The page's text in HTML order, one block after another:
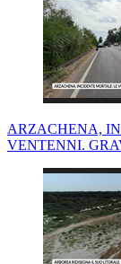
ARZACHENA,
VENTENNI.